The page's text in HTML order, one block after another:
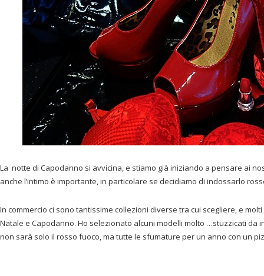
La notte di Capodanno si avvicina, e stiamo già iniziando a pensare ai
anche l’intimo è importante, in particolare se decidiamo di indossarlo
In commercio ci sono tantissime collezioni diverse tra cui scegliere, e
Natale e Capodanno. Ho selezionato alcuni modelli molto …stuzzicati da
non sarà solo il rosso fuoco, ma tutte le sfumature per un anno con un